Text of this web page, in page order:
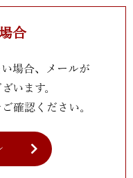
合
場合、メールが
います。
確認ください。